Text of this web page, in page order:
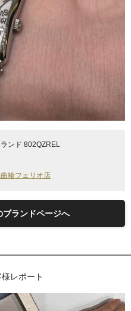
ンド 802QZREL
輪フェリオ店
ブランドページへ
レポート